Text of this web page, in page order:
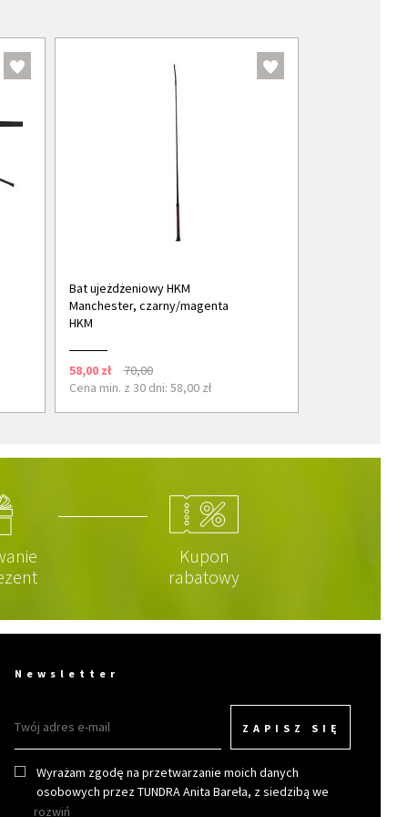
Bat ujeżdżeniowy HKM
Manchester, czarny/magenta
HKM
58,00 zł
70,00
Cena min. z 30 dni: 58,00 zł
Kupon
rabatowy
Newsletter
ZAPISZ SIĘ
Wyrażam zgodę na przetwarzanie moich danych
osobowych przez TUNDRA Anita Bareła, z siedzibą we
Wrocławiu w celu otrzymywania newslettera.
rozwiń